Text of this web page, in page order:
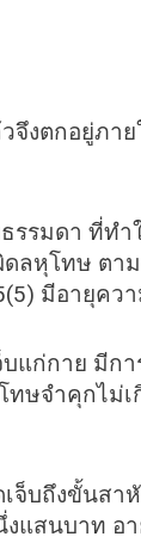
งตกอยู่ภา
รรมดา ที่ทำ
ดลหุโทษ ต
มีอายุคว
แก่กาย มีก
ทษจำคุกไม่
จ็บถึงขั้นสา
แสนบาท อ